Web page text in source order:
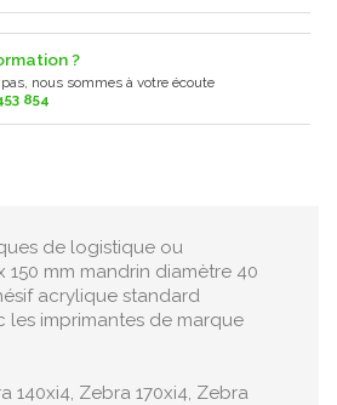
?
pas, nous sommes à votre écoute
854
de logistique ou
150 mm mandrin diamètre 40
acrylique standard
les imprimantes de marque
140xi4, Zebra 170xi4, Zebra